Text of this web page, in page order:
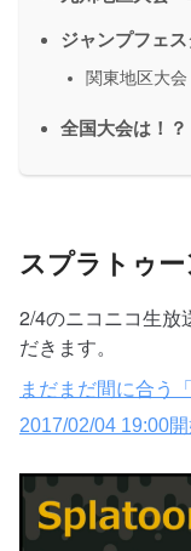
ジャンプフェ
関東地区大会
全国大会は！？
スプラトゥ
2/4のニコニコ生放
だきます。
まだまだ間に合う
2017/02/04 19:00